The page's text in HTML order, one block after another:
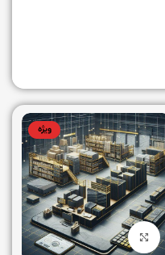
ویژه
بزرگنمایی تصویر